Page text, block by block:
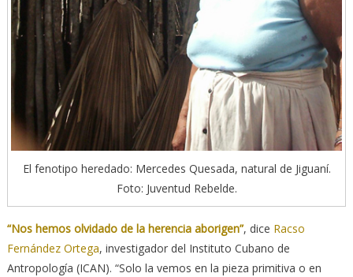
El fenotipo heredado: Mercedes Quesada, natural de Jiguaní.
Foto: Juventud Rebelde.
“Nos hemos olvidado de la herencia aborigen”, dice Racso
Fernández Ortega, investigador del Instituto Cubano de
Antropología (ICAN). “Solo la vemos en la pieza primitiva o en